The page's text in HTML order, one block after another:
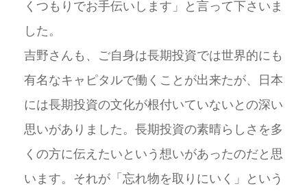
くつもりでお手伝いします」と言って下さいま
した。
吉野さんも、ご自身は長期投資では世界的にも
有名なキャピタルで働くことが出来たが、日本
には長期投資の文化が根付いていないとの深い
思いがありました。長期投資の素晴らしさを多
くの方に伝えたいという想いがあったのだと思
います。それが「忘れ物を取りにいく」という